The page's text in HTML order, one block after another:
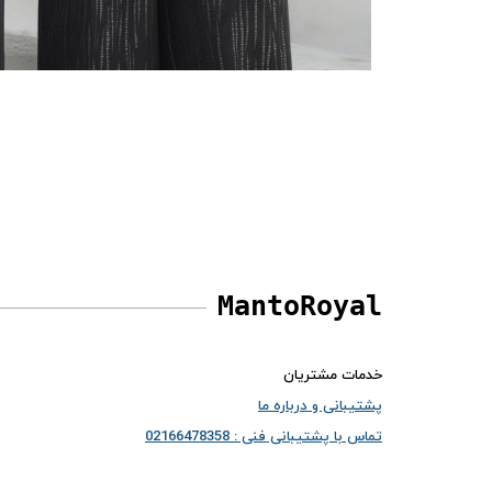
MantoRoyal
خدمات مشتریان
پشتیبانی و درباره ما
تماس با پشتیبانی فنی : 02166478358